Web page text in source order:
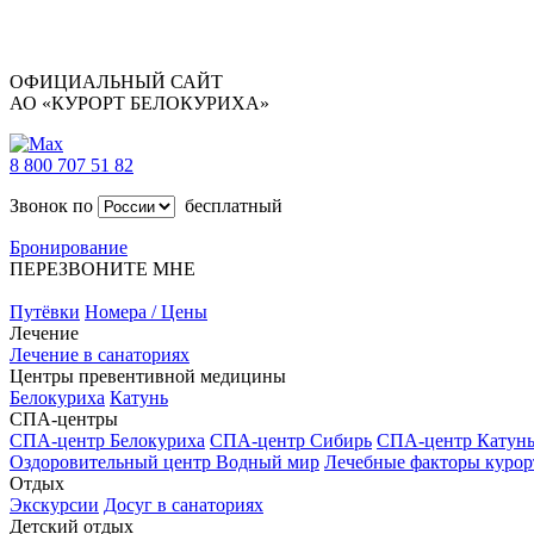
ОФИЦИАЛЬНЫЙ САЙТ
АО «КУРОРТ БЕЛОКУРИХА»
8 800 707 51 82
Звонок по
бесплатный
Бронирование
ПЕРЕЗВОНИТЕ МНЕ
Путёвки Номера / Цены
Лечение
Лечение в санаториях
Центры превентивной медицины
Белокуриха Катунь
СПА-центры
СПА-центр Белокуриха СПА-центр Сибирь СПА-центр Катунь
Оздоровительный центр Водный мир Лечебные факторы
Отдых
Экскурсии Досуг в санаториях
Детский отдых